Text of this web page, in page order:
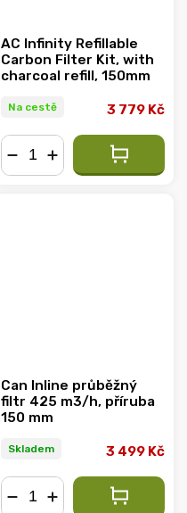
AC Infinity Refillable
Carbon Filter Kit, with
charcoal refill, 150mm
Na cestě 3 779 Kč
Can Inline průběžný
filtr 425 m3/h, příruba
150 mm
Skladem 3 499 Kč